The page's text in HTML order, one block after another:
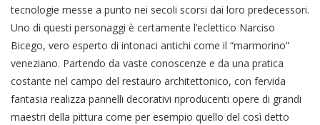
tecnologie messe a punto nei secoli scorsi dai loro predecessori.
Uno di questi personaggi è certamente l’eclettico Narciso
Bicego, vero esperto di intonaci antichi come il “marmorino”
veneziano. Partendo da vaste conoscenze e da una pratica
costante nel campo del restauro architettonico, con fervida
fantasia realizza pannelli decorativi riproducenti opere di grandi
maestri della pittura come per esempio quello del così detto